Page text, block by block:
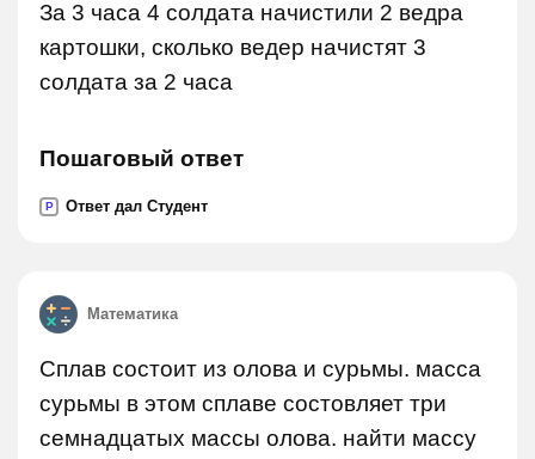
За 3 часа 4 солдата начистили 2 ведра
картошки, сколько ведер начистят 3
солдата за 2 часа
Пошаговый ответ
P Ответ дал Студент
Математика
Сплав состоит из олова и сурьмы. масса
сурьмы в этом сплаве состовляет три
семнадцатых массы олова. найти массу